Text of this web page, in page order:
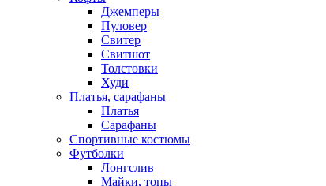
Джемперы
Пуловер
Свитер
Свитшот
Толстовки
Худи
Платья, сарафаны
Платья
Сарафаны
Спортивные костюмы
Футболки
Лонгслив
Майки, топы